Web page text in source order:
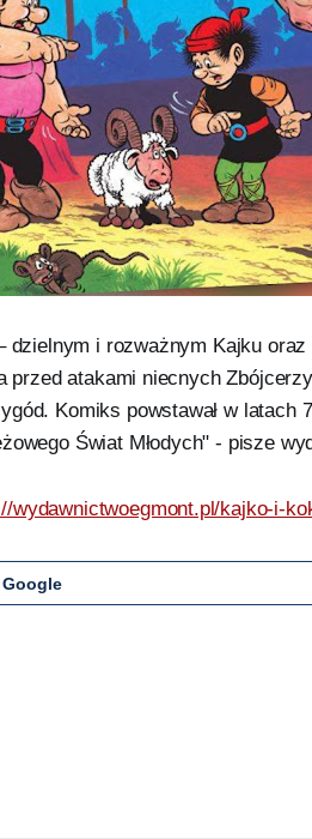
dzielnym i rozważnym Kajku oraz
przed atakami niecnych
Komiks powstawał w latach
Świat Młodych" - pisze
wydawnictwoegmont.pl/kajko-i-